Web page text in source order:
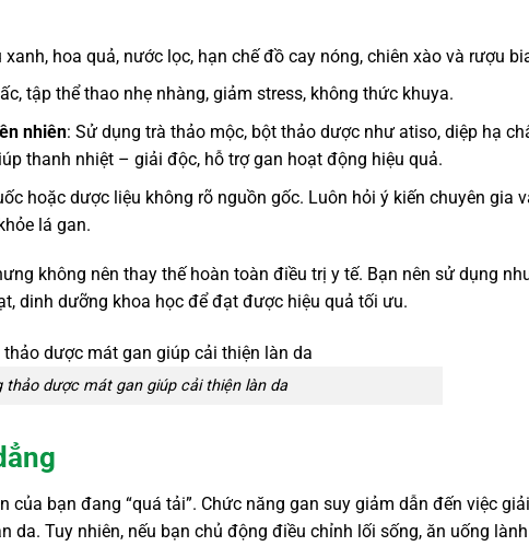
xanh, hoa quả, nước lọc, hạn chế đồ cay nóng, chiên xào và rượu
tập thể thao nhẹ nhàng, giảm stress, không thức khuya.
nhiên: Sử dụng trà thảo mộc, bột thảo dược như atiso, diệp hạ
thanh nhiệt – giải độc, hỗ trợ gan hoạt động hiệu quả.
hoặc dược liệu không rõ nguồn gốc. Luôn hỏi ý kiến chuyên gia
lá gan.
không nên thay thế hoàn toàn điều trị y tế. Bạn nên sử dụng
dinh dưỡng khoa học để đạt được hiệu quả tối ưu.
thảo dược mát gan giúp cải thiện làn da
của bạn đang “quá tải”. Chức năng gan suy giảm dẫn đến việc
da. Tuy nhiên, nếu bạn chủ động điều chỉnh lối sống, ăn uống lành